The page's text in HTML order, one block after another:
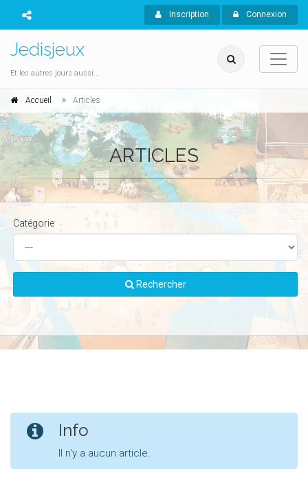
Inscription Connexion
Jedisjeux
Et les autres jours aussi...
Accueil Articles
ARTICLES
Catégorie
Rechercher
Info
Il n'y a aucun article.